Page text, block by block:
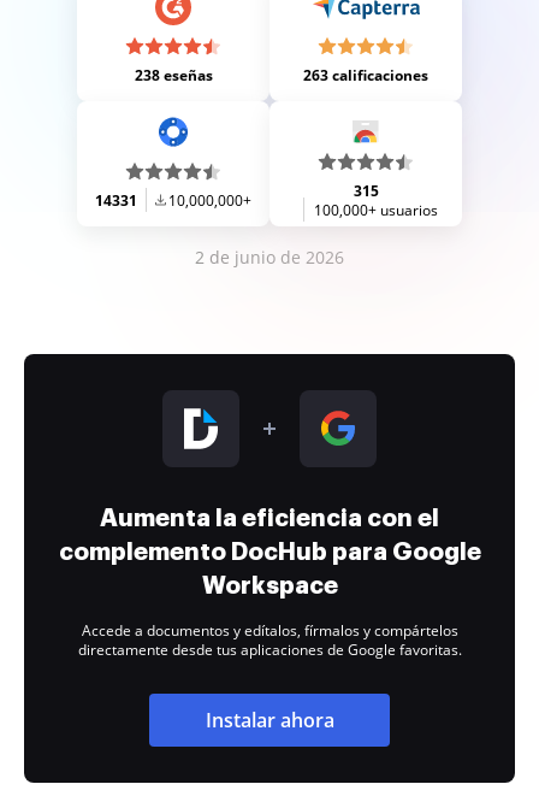
238 eseñas 263 calificaciones
14331 10,000,000+
315
100,000+ usuarios
2 de junio de 2026
Aumenta la eficiencia con el
complemento DocHub para Google
Workspace
Accede a documentos y edítalos, fírmalos y compártelos
directamente desde tus aplicaciones de Google favoritas.
Instalar ahora